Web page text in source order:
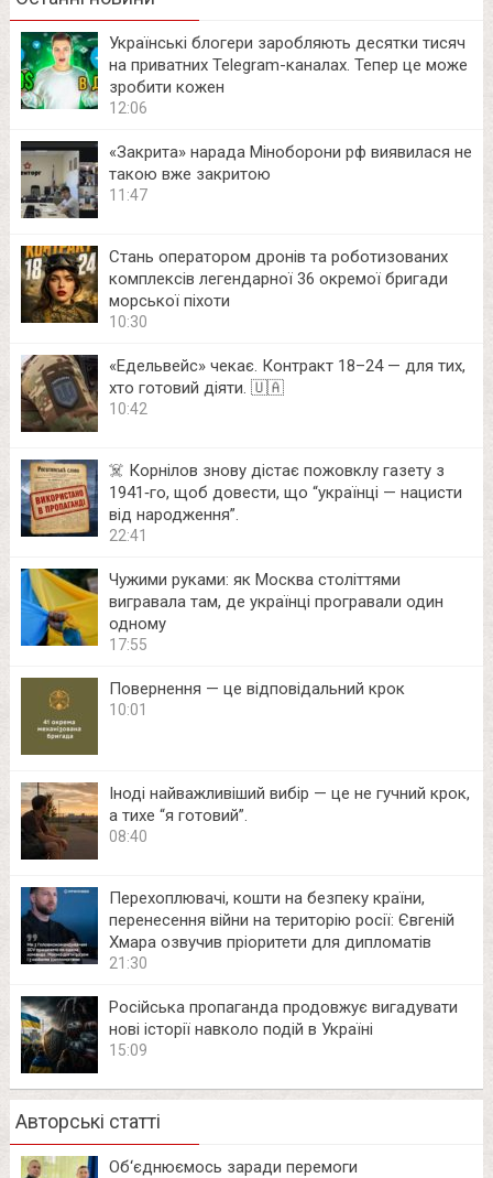
Українські блогери заробляють десятки тисяч
на приватних Telegram-каналах. Тепер це може
зробити кожен
12:06
«Закрита» нарада Міноборони рф виявилася не
такою вже закритою
11:47
Стань оператором дронів та роботизованих
комплексів легендарної 36 окремої бригади
морської піхоти
10:30
«Едельвейс» чекає. Контракт 18–24 — для тих,
хто готовий діяти. 🇺🇦
10:42
☠️ Корнілов знову дістає пожовклу газету з
1941‑го, щоб довести, що “українці — нацисти
від народження”.
22:41
Чужими руками: як Москва століттями
вигравала там, де українці програвали один
одному
17:55
Повернення — це відповідальний крок
10:01
Іноді найважливіший вибір — це не гучний крок,
а тихе “я готовий”.
08:40
Перехоплювачі, кошти на безпеку країни,
перенесення війни на територію росії: Євгеній
Хмара озвучив пріоритети для дипломатів
21:30
Російська пропаганда продовжує вигадувати
нові історії навколо подій в Україні
15:09
Авторські статті
Об‘єднюємось заради перемоги